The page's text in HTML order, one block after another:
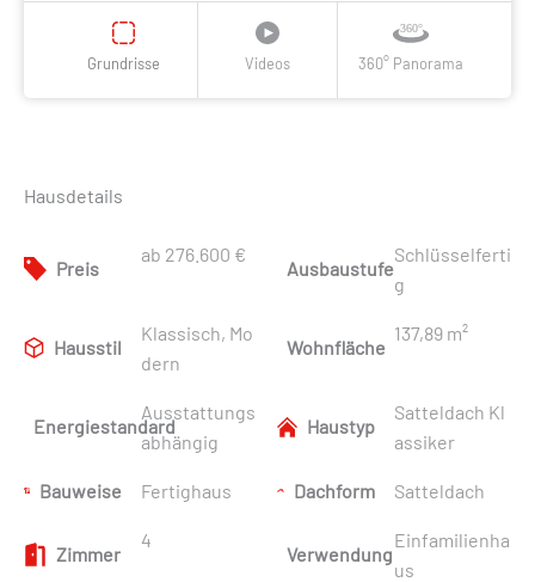
Grundrisse Videos 360° Panorama
Hausdetails
Preis
ab 276.600 €
Ausbaustufe
Schlüsselferti
g
Hausstil
Klassisch, Mo
dern
Wohnfläche
137,89 m²
Energiestandard
Ausstattungs
abhängig
Haustyp
Satteldach Kl
assiker
Bauweise Fertighaus Dachform Satteldach
Zimmer
4
Verwendung
Einfamilienha
us